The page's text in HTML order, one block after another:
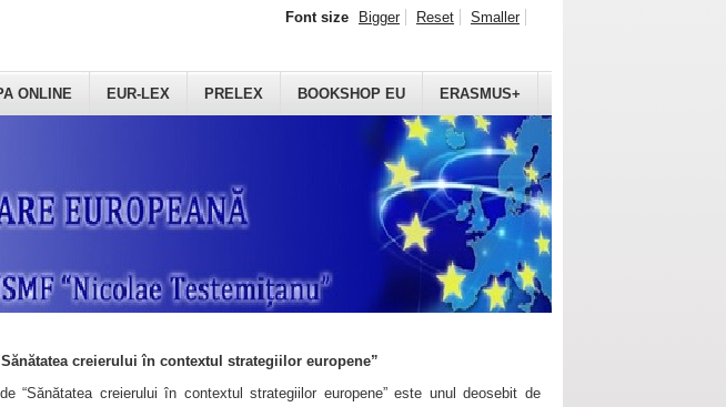
ONLINE EUR-LEX PRELEX BOOKSHOP EU ERASMUS+
Font size Bigger Reset Smaller
creierului în contextul strategiilor europene”
“Sănătatea creierului în contextul strategiilor europene” este unul deosebit de